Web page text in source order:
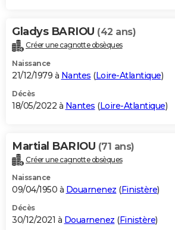
Gladys BARIOU (42 ans)
Créer une cagnotte obsèques
Naissance
21/12/1979 à Nantes (Loire-Atlantique)
Décès
18/05/2022 à Nantes (Loire-Atlantique)
Martial BARIOU (71 ans)
Créer une cagnotte obsèques
Naissance
09/04/1950 à Douarnenez (Finistère)
Décès
30/12/2021 à Douarnenez (Finistère)